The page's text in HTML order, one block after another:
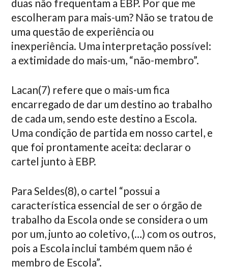
duas não frequentam a EBP. Por que me
escolheram para mais-um? Não se tratou de
uma questão de experiência ou
inexperiência. Uma interpretação possível:
a extimidade do mais-um, “não-membro”.
Lacan(7) refere que o mais-um fica
encarregado de dar um destino ao trabalho
de cada um, sendo este destino a Escola.
Uma condição de partida em nosso cartel, e
que foi prontamente aceita: declarar o
cartel junto à EBP.
Para Seldes(8), o cartel “possui a
característica essencial de ser o órgão de
trabalho da Escola onde se considera o um
por um, junto ao coletivo, (…) com os outros,
pois a Escola inclui também quem não é
membro de Escola”.